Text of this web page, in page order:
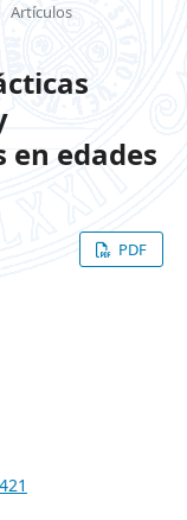
Artículos
edades
PDF